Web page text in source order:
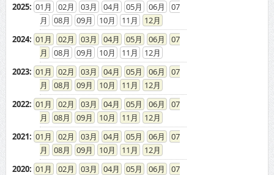
2025: 01 02 03 04 05 06
07
08
09 10 11
12
2024: 01 02 03 04 05 06
07
08
09 10 11
12
2023: 01 02 03 04 05 06
07
08
09 10 11
12
2022: 01 02 03 04 05 06
07
08
09 10 11
12
2021: 01 02 03 04 05 06
07
08
09 10 11
12
2020: 01 02 03 04 05 06
07